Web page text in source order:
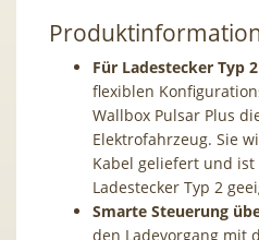
Für Ladestecker Typ
flexiblen
Wallbox Pulsar Plus
Elektrofahrzeug. Sie
Kabel geliefert und
Ladestecker Typ 2
Smarte Steuerung
den Ladevorgang mit